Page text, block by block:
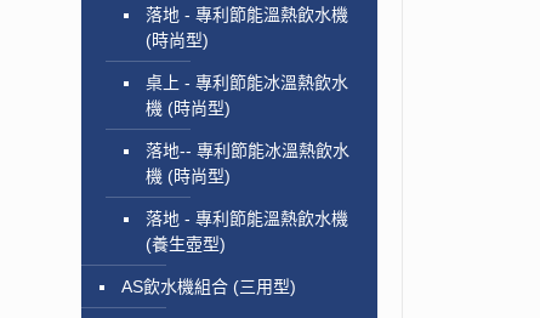
落地 - 專利節能溫熱飲水機
(時尚型)
桌上 - 專利節能冰溫熱飲水
機 (時尚型)
落地-- 專利節能冰溫熱飲水
機 (時尚型)
落地 - 專利節能溫熱飲水機
(養生壺型)
AS飲水機組合 (三用型)